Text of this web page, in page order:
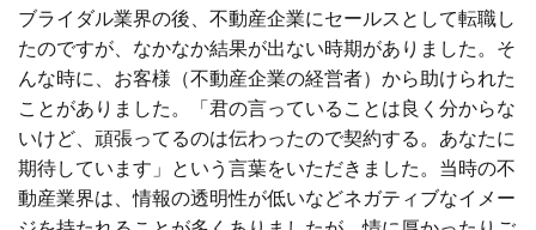
ブライダル業界の後、不動産企業にセールスとして転職し
たのですが、なかなか結果が出ない時期がありました。そ
んな時に、お客様（不動産企業の経営者）から助けられた
ことがありました。「君の言っていることは良く分からな
いけど、頑張ってるのは伝わったので契約する。あなたに
期待しています」という言葉をいただきました。当時の不
動産業界は、情報の透明性が低いなどネガティブなイメー